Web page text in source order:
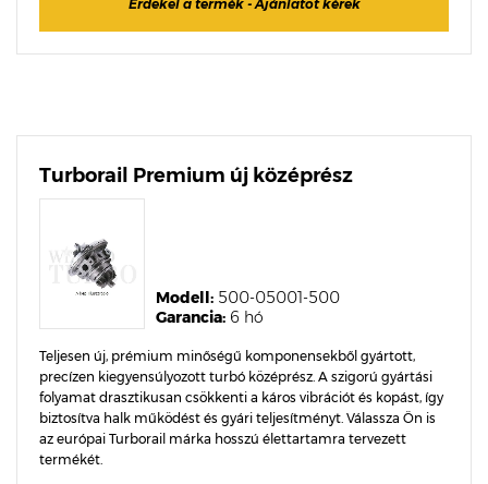
Érdekel a termék - Ajánlatot kérek
Turborail Premium új középrész
Garancia: 6 hó
Modell: 500-05001-500
Teljesen új, prémium minőségű komponensekből gyártott,
precízen kiegyensúlyozott turbó középrész. A szigorú gyártási
folyamat drasztikusan csökkenti a káros vibrációt és kopást, így
biztosítva halk működést és gyári teljesítményt. Válassza Ön is
az európai Turborail márka hosszú élettartamra tervezett
termékét.